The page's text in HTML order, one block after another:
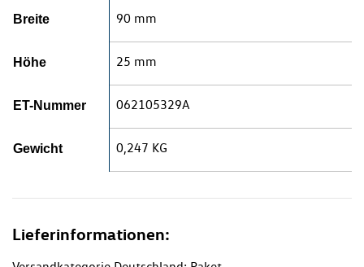
Breite 90 mm
Höhe 25 mm
ET-Nummer 062105329A
Gewicht 0,247 KG
Lieferinformationen: